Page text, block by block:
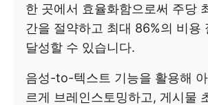
한 곳에서 효율화함으로써 주당
간을 절약하고 최대 86%의 비용
달성할 수 있습니다.
음성-to-텍스트 기능을 활용해
르게 브레인스토밍하고, 게시물